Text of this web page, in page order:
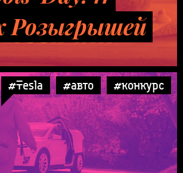
Розыгрышей
#Tesla #авто #конкурс